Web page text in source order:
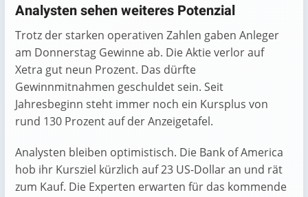
Analysten sehen weiteres Potenzial
Trotz der starken operativen Zahlen gaben Anleger
am Donnerstag Gewinne ab. Die Aktie verlor auf
Xetra gut neun Prozent. Das dürfte
Gewinnmitnahmen geschuldet sein. Seit
Jahresbeginn steht immer noch ein Kursplus von
rund 130 Prozent auf der Anzeigetafel.
Analysten bleiben optimistisch. Die Bank of America
hob ihr Kursziel kürzlich auf 23 US-Dollar an und rät
zum Kauf. Die Experten erwarten für das kommende